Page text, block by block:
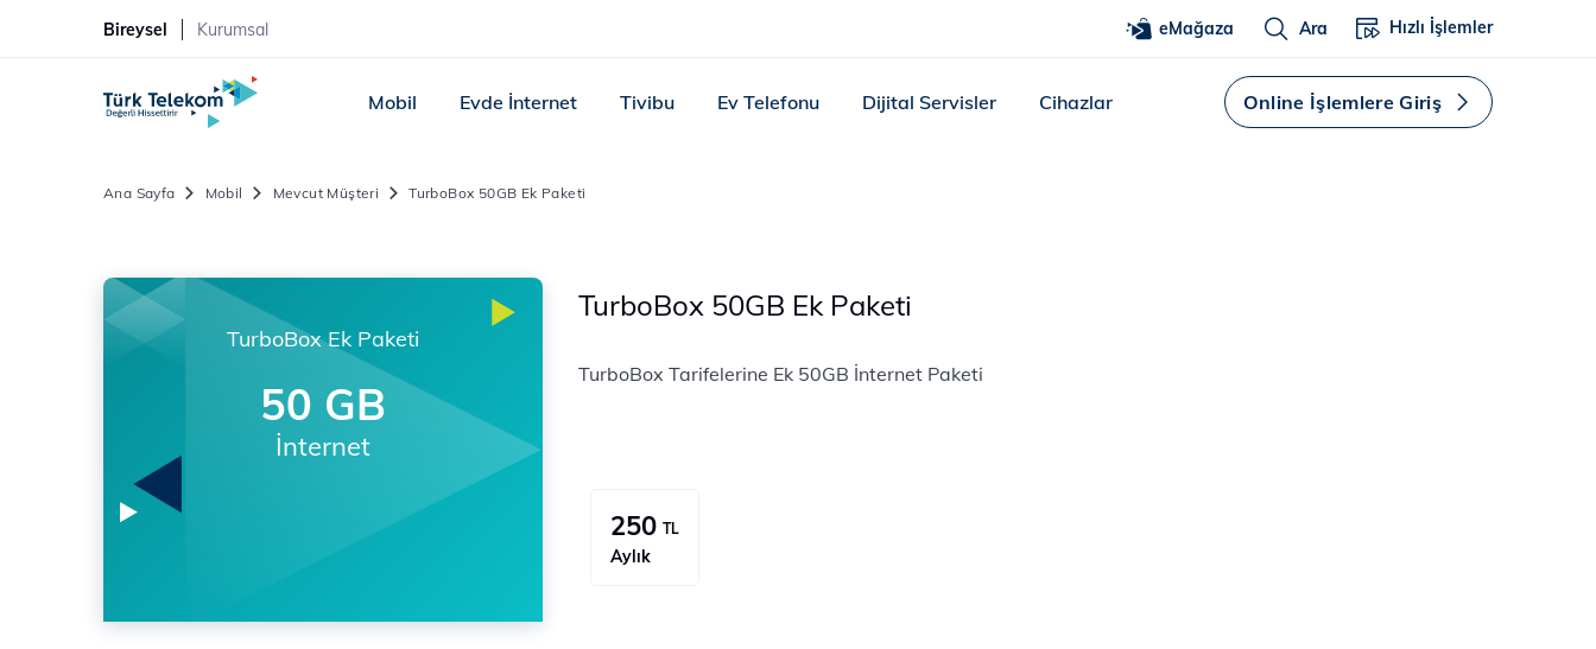
Bireysel Kurumsal eMağaza Ara Hızlı İşlemler
Mobil Evde İnternet Tivibu Ev Telefonu Dijital Servisler Cihazlar Online İşlemlere Giriş
Ana Sayfa Mobil Mevcut Müşteri TurboBox 50GB Ek Paketi
TurboBox Ek Paketi
50 GB
İnternet
TurboBox 50GB Ek Paketi
TurboBox Tarifelerine Ek 50GB İnternet Paketi
250 TL
Aylık